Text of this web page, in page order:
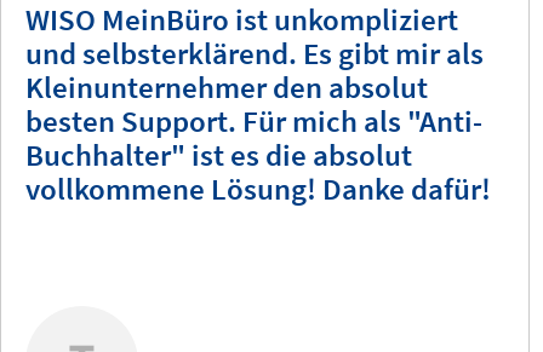
WISO MeinBüro ist unkompliziert
und selbsterklärend. Es gibt mir als
Kleinunternehmer den absolut
besten Support. Für mich als "Anti-
Buchhalter" ist es die absolut
vollkommene Lösung! Danke dafür!